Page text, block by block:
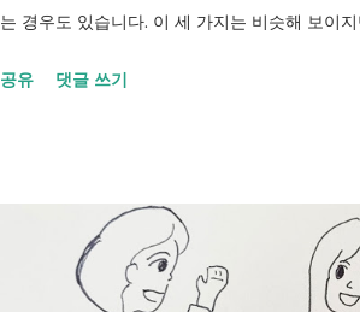
는 경우도 있습니다. 이 세 가지는 비슷해 보이지
것조차 포기하고 싶어집니다. 그래서 포기하지
눈에 비교해 보세요 구분 국민취업지원제도 자
고용노동부 보건복지부·지자체 보건복지부·지
저소득층, 청년, 중장년 수급자 및 차상위계층
공유 댓글 쓰기